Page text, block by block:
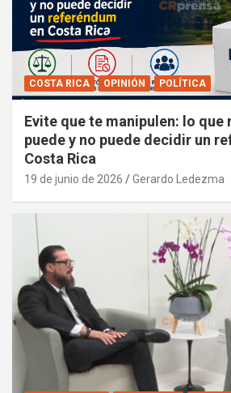
COSTA RICA OPINIÓN POLÍTICA
Evite que te manipulen: lo que
puede y no puede decidir un
Costa Rica
19 de junio de 2026 Gerardo Ledezma